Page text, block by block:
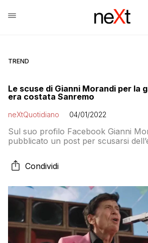
TREND
Le scuse di Gianni Morandi per la
era costata Sanremo
neXtQuotidiano 04/01/2022
Sul suo profilo Facebook Gianni
pubblicato un post per scusarsi
Sanremo – che quasi gli era costato
gara Condividi